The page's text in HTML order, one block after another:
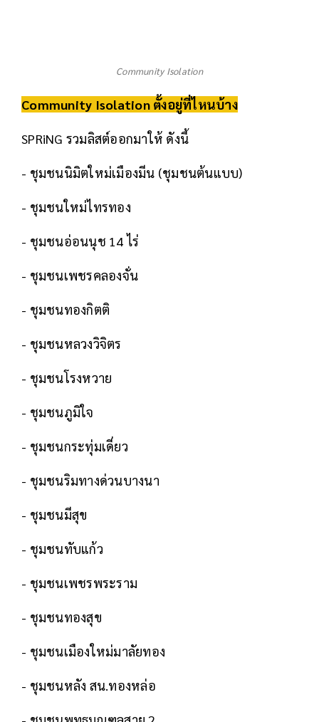
Community Isolation
Community Isolationตั้งอยู่ที่ไหนบ้าง
SPRiNG รวมลิสต์ออกมาให้ ดังนี้
- ชุมชนนิมิตใหม่เมืองมีน (ชุมชนต้นแบบ)
- ชุมชนใหม่ไทรทอง
- ชุมชนอ่อนนุช 14 ไร่
- ชุมชนเพชรคลองจั่น
- ชุมชนทองกิตติ
- ชุมชนหลวงวิจิตร
- ชุมชนโรงหวาย
- ชุมชนภูมิใจ
- ชุมชนกระทุ่มเดี่ยว
- ชุมชนริมทางด่วนบางนา
- ชุมชนมีสุข
- ชุมชนทับแก้ว
- ชุมชนเพชรพระราม
- ชุมชนทองสุข
- ชุมชนเมืองใหม่มาลัยทอง
- ชุมชนหลัง สน.ทองหล่อ